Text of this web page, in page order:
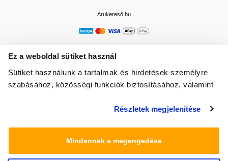
Ez a weboldal sütiket használ
Sütiket használunk a tartalmak és hirdetések személyre
szabásához, közösségi funkciók biztosításához, valamint
média-, hirdető- és elemező partnereinkkel megosztjuk az
amelyeket Ön adott meg számukra vagy az Ön által
használt más szolgáltatásokból gyűjtöttek.
Részletek megjelenítése
Mindennek a megengedése
Árukereső.hu